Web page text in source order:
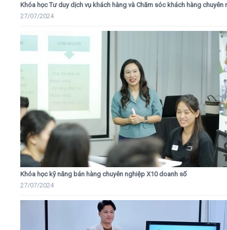
Khóa học Tư duy dịch vụ khách hàng và Chăm sóc khách hàng chuyên
27/07/2024
Khóa học kỹ năng bán hàng chuyên nghiệp X10 doanh số
27/07/2024